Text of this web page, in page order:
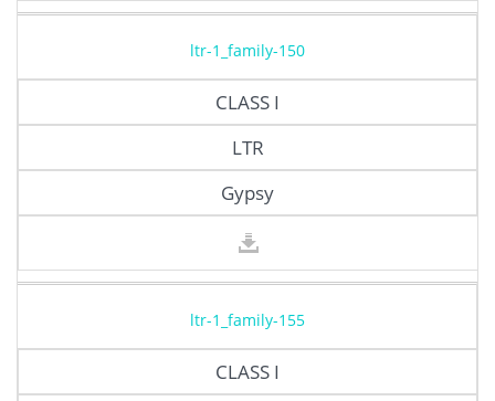
ltr-1_family-150
CLASS I
LTR
Gypsy
ltr-1_family-155
CLASS I